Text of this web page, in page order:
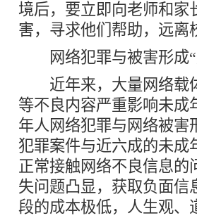
境后，要立即向老师和家
害，寻求他们帮助，远离
网络犯罪与被害形成“
近年来，大量网络载
等不良内容严重影响未成
年人网络犯罪与网络被害
犯罪案件与近六成的未成
正常接触网络不良信息
失问题凸显，获取负面信
段的成本极低，人生观、